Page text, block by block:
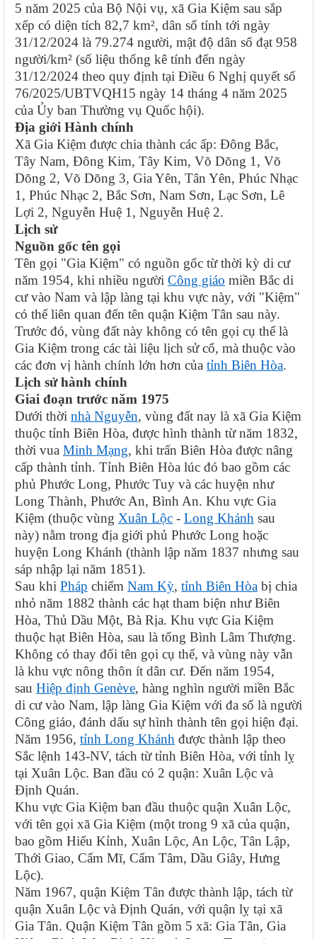
5 năm 2025 của Bộ Nội vụ, xã Gia Kiệm sau sắp
xếp có diện tích 82,7 km², dân số tính tới ngày
31/12/2024 là 79.274 người, mật độ dân số đạt 958
người/km² (số liệu thống kê tính đến ngày
31/12/2024 theo quy định tại Điều 6 Nghị quyết số
76/2025/UBTVQH15 ngày 14 tháng 4 năm 2025
của Ủy ban Thường vụ Quốc hội).
Địa giới Hành chính
Xã Gia Kiệm được chia thành các ấp: Đông Bắc,
Tây Nam, Đông Kim, Tây Kim, Võ Dõng 1, Võ
Dõng 2, Võ Dõng 3, Gia Yên, Tân Yên, Phúc Nhạc
1, Phúc Nhạc 2, Bắc Sơn, Nam Sơn, Lạc Sơn, Lê
Lợi 2, Nguyễn Huệ 1, Nguyễn Huệ 2.
Lịch sử
Nguồn gốc tên gọi
Tên gọi "Gia Kiệm" có nguồn gốc từ thời kỳ di cư
năm 1954, khi nhiều người Công giáo miền Bắc di
cư vào Nam và lập làng tại khu vực này, với "Kiệm"
có thể liên quan đến tên quận Kiệm Tân sau này.
Trước đó, vùng đất này không có tên gọi cụ thể là
Gia Kiệm trong các tài liệu lịch sử cổ, mà thuộc vào
các đơn vị hành chính lớn hơn của tỉnh Biên Hòa.
Lịch sử hành chính
Giai đoạn trước năm 1975
Dưới thời nhà Nguyễn, vùng đất nay là xã Gia Kiệm
thuộc tỉnh Biên Hòa, được hình thành từ năm 1832,
thời vua Minh Mạng, khi trấn Biên Hòa được nâng
cấp thành tỉnh. Tỉnh Biên Hòa lúc đó bao gồm các
phủ Phước Long, Phước Tuy và các huyện như
Long Thành, Phước An, Bình An. Khu vực Gia
Kiệm (thuộc vùng Xuân Lộc - Long Khánh sau
này) nằm trong địa giới phủ Phước Long hoặc
huyện Long Khánh (thành lập năm 1837 nhưng sau
sáp nhập lại năm 1851).
Sau khi Pháp chiếm Nam Kỳ, tỉnh Biên Hòa bị chia
nhỏ năm 1882 thành các hạt tham biện như Biên
Hòa, Thủ Dầu Một, Bà Rịa. Khu vực Gia Kiệm
thuộc hạt Biên Hòa, sau là tổng Bình Lâm Thượng.
Không có thay đổi tên gọi cụ thể, và vùng này vẫn
là khu vực nông thôn ít dân cư. Đến năm 1954,
sau Hiệp định Genève, hàng nghìn người miền Bắc
di cư vào Nam, lập làng Gia Kiệm với đa số là người
Công giáo, đánh dấu sự hình thành tên gọi hiện đại.
Năm 1956, tỉnh Long Khánh được thành lập theo
Sắc lệnh 143-NV, tách từ tỉnh Biên Hòa, với tỉnh lỵ
tại Xuân Lộc. Ban đầu có 2 quận: Xuân Lộc và
Định Quán.
Khu vực Gia Kiệm ban đầu thuộc quận Xuân Lộc,
với tên gọi xã Gia Kiệm (một trong 9 xã của quận,
bao gồm Hiếu Kỉnh, Xuân Lộc, An Lộc, Tân Lập,
Thới Giao, Cẩm Mĩ, Cẩm Tâm, Dầu Giây, Hưng
Lộc).
Năm 1967, quận Kiệm Tân được thành lập, tách từ
quận Xuân Lộc và Định Quán, với quận lỵ tại xã
Gia Tân. Quận Kiệm Tân gồm 5 xã: Gia Tân, Gia